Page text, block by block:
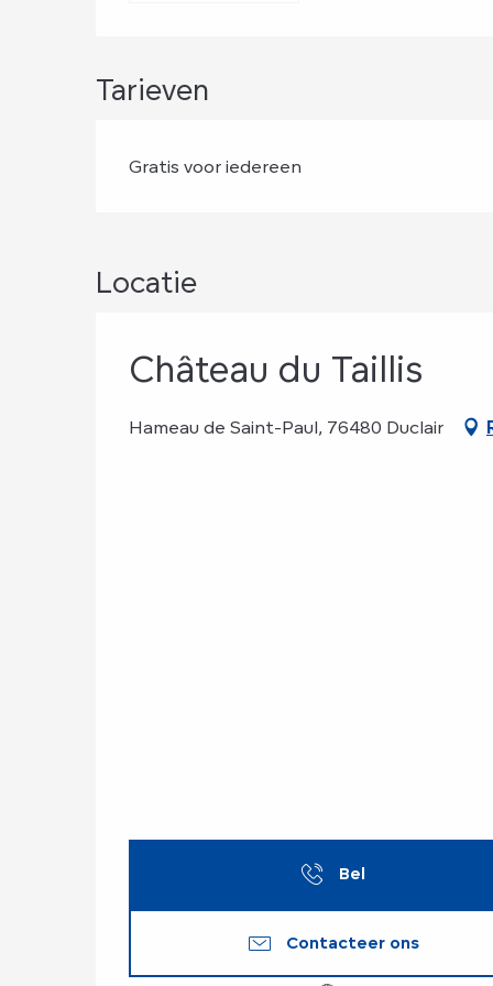
Tarieven
Gratis voor iedereen
Locatie
Château du Taillis
Hameau de Saint-Paul, 76480 Duclair
Bel
Contacteer ons